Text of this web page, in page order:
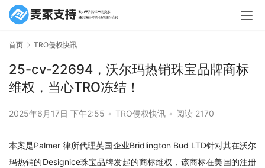
首页 TRO侵权快讯
25-cv-22694，沃尔玛热销珠宝品牌商标
维权，当心TRO冻结！
2025年6月17日 下午2:55 • TRO侵权快讯 • 阅读 2170
本案是Palmer 律所代理英国企业Bridlington Bud LTD针对其在沃尔
玛热销的Designice珠宝品牌发起的商标维权，该商标在美国的注册